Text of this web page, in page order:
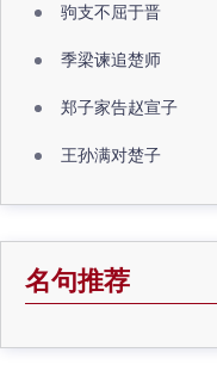
驹支不屈于晋
季梁谏追楚师
郑子家告赵宣子
王孙满对楚子
名句推荐